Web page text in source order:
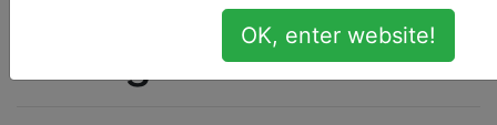
in AngularJS?OK, enter website!